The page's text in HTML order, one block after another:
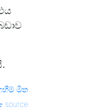
මිත
source